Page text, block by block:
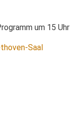
um 15 Uhr
Saal